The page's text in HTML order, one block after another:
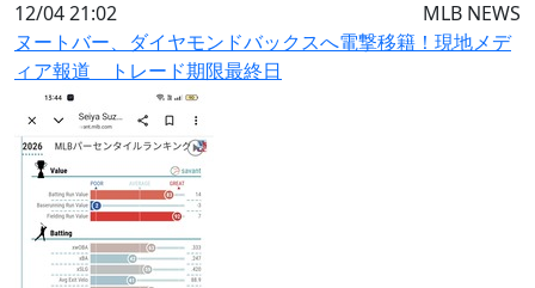
12/04 21:02
MLB NEWS
ヌートバー、ダイヤモンドバックスへ電撃移籍！現地メデ
ィア報道 トレード期限最終日